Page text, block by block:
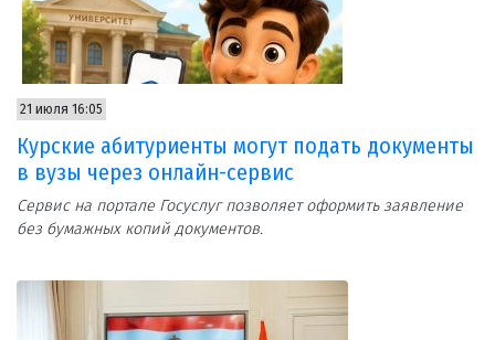
21 июля 16:05
Курские абитуриенты могут подать документы
в вузы через онлайн-сервис
Сервис на портале Госуслуг позволяет оформить заявление
без бумажных копий документов.